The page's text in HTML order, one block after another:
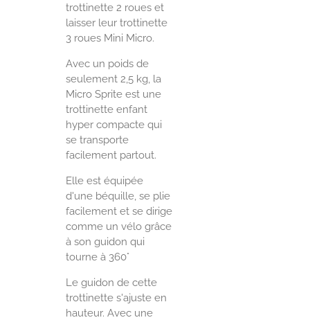
trottinette 2 roues et
laisser leur trottinette
3 roues Mini Micro.
Avec un poids de
seulement 2,5 kg, la
Micro Sprite est une
trottinette enfant
hyper compacte qui
se transporte
facilement partout.
Elle est équipée
d'une béquille, se plie
facilement et se dirige
comme un vélo grâce
à son guidon qui
tourne à 360°
Le guidon de cette
trottinette s'ajuste en
hauteur. Avec une